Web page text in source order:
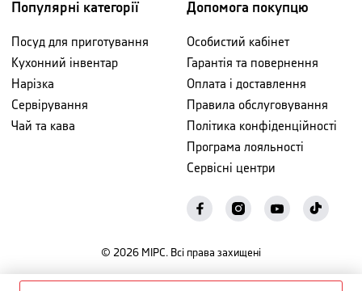
Популярні категорії
Посуд для приготування
Кухонний інвентар
Нарізка
Сервірування
Чай та кава
Допомога покупцю
Особистий кабінет
Гарантія та повернення
Оплата і доставлення
Правила обслуговування
Політика конфіденційності
Програма лояльності
Сервісні центри
© 2026 МІРС. Всі права захищені